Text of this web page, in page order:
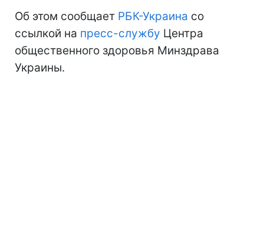
Об этом сообщает РБК-Украина со
ссылкой на пресс-службу Центра
общественного здоровья Минздрава
Украины.